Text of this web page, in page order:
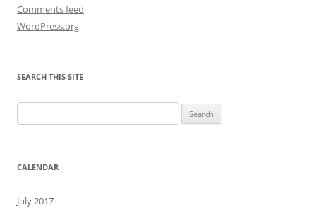
Comments feed
WordPress.org
SEARCH THIS SITE
for:
CALENDAR
July 2017